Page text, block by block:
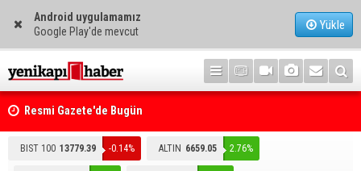
Android uygulamamız
Google Play'de mevcut
Yükle
Resmi Gazete'de Bugün
BIST 100 13779.39 -0.14% ALTIN 6659.05 2.76%